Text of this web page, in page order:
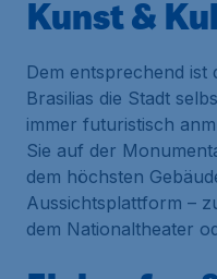
Kunst &
Dem entsprechend ist
Brasilias die Stadt
immer futuristisch
Sie auf der
dem höchsten
Aussichtsplattform –
dem Nationaltheater